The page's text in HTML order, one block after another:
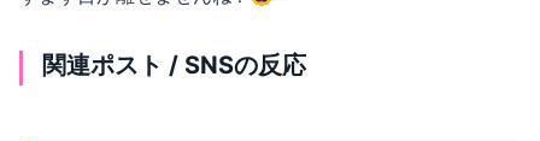
関連ポスト / SNSの反応